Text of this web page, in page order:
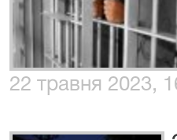
22 травня 2023,